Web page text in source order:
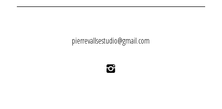
pierrevallsestudio@gmail.com